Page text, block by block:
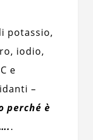
potassio,
iodio,
e
–
perché è
.